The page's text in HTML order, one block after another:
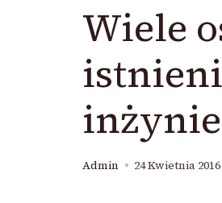
Wiele
Admin 24 Kwietnia 2016